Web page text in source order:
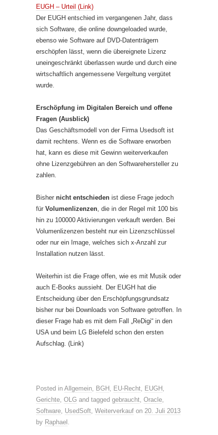
EUGH – Urteil (Link)
Der EUGH entschied im vergangenen Jahr, dass
sich Software, die online downgeloaded wurde,
ebenso wie Software auf DVD-Datenträgern
erschöpfen lässt, wenn die übereignete Lizenz
uneingeschränkt überlassen wurde und durch eine
wirtschaftlich angemessene Vergeltung vergütet
wurde.
Erschöpfung im Digitalen Bereich und offene
Fragen (Ausblick)
Das Geschäftsmodell von der Firma Usedsoft ist
damit rechtens. Wenn es die Software erworben
hat, kann es diese mit Gewinn weiterverkaufen
ohne Lizenzgebühren an den Softwarehersteller zu
zahlen.
Bisher nicht entschieden ist diese Frage jedoch
für Volumenlizenzen, die in der Regel mit 100 bis
hin zu 100000 Aktivierungen verkauft werden. Bei
Volumenlizenzen besteht nur ein Lizenzschlüssel
oder nur ein Image, welches sich x-Anzahl zur
Installation nutzen lässt.
Weiterhin ist die Frage offen, wie es mit Musik oder
auch E-Books aussieht. Der EUGH hat die
Entscheidung über den Erschöpfungsgrundsatz
bisher nur bei Downloads von Software getroffen. In
dieser Frage hab es mit dem Fall „ReDigi“ in den
USA und beim LG Bielefeld schon den ersten
Aufschlag. (Link)
Posted in Allgemein, BGH , EU-Recht, EUGH ,
Gerichte, OLG and tagged gebraucht, Oracle,
Software, UsedSoft, Weiterverkauf on 20. Juli 2013
by Raphael .